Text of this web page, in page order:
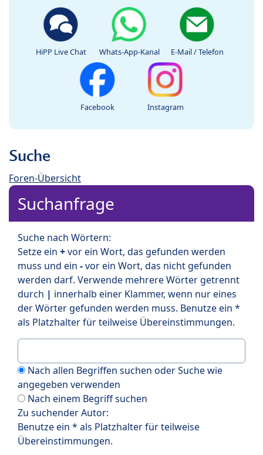
HiPP Live Chat Whats-App-Kanal E-Mail / Telefon
Facebook Instagram
Suche
Foren-Übersicht
Suchanfrage
Suche nach Wörtern:
Setze ein +vor ein Wort, das gefunden werden
muss und ein -vor ein Wort, das nicht gefunden
werden darf. Verwende mehrere Wörter getrennt
durch | innerhalb einer Klammer, wenn nur eines
der Wörter gefunden werden muss. Benutze ein *
als Platzhalter für teilweise Übereinstimmungen.
Nach allen Begriffen suchen oder Suche wie
angegeben verwenden
Nach einem Begriff suchen
Zu suchender Autor:
Benutze ein * als Platzhalter für teilweise
Übereinstimmungen.